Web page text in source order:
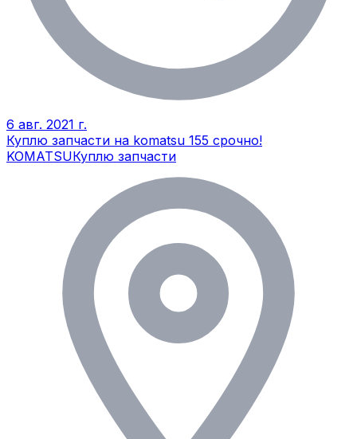
6 авг. 2021 г.
Куплю запчасти на komatsu 155 cрочно!
KOMATSUКуплю запчасти